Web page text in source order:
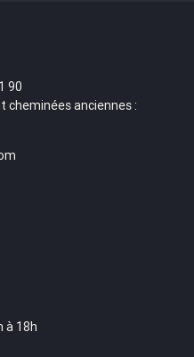
90
cheminées anciennes :
à 18h